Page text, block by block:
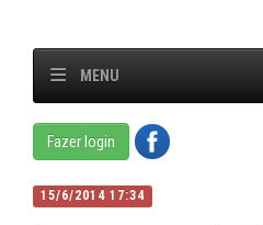
MENU
Fazer login
15/6/2014 17:34